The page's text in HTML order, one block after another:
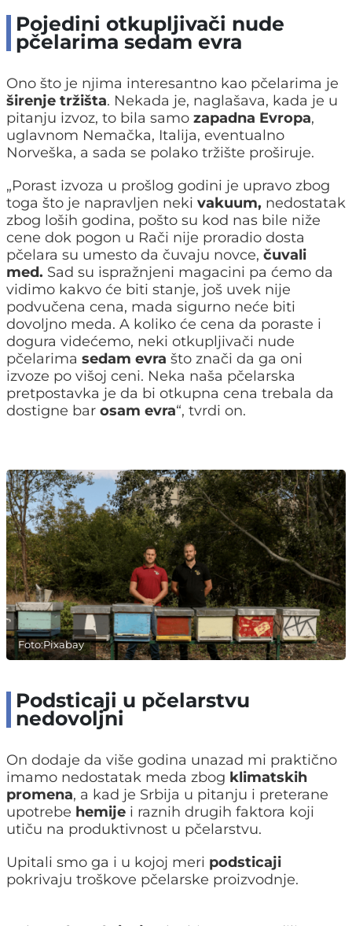
Pojedini otkupljivači nude
pčelarima sedam evra
Ono što je njima interesantno kao pčelarima je
širenje tržišta. Nekada je, naglašava, kada je u
pitanju izvoz, to bila samo zapadna Evropa,
uglavnom Nemačka, Italija, eventualno
Norveška, a sada se polako tržište proširuje.
„Porast izvoza u prošlog godini je upravo zbog
toga što je napravljen neki vakuum, nedostatak
zbog loših godina, pošto su kod nas bile niže
cene dok pogon u Rači nije proradio dosta
pčelara su umesto da čuvaju novce, čuvali
med. Sad su ispražnjeni magacini pa ćemo da
vidimo kakvo će biti stanje, još uvek nije
podvučena cena, mada sigurno neće biti
dovoljno meda. A koliko će cena da poraste i
dogura videćemo, neki otkupljivači nude
pčelarima sedam evra što znači da ga oni
izvoze po višoj ceni. Neka naša pčelarska
pretpostavka je da bi otkupna cena trebala da
dostigne bar osam evra“, tvrdi on.
Foto:Pixabay
Podsticaji u pčelarstvu
nedovoljni
On dodaje da više godina unazad mi praktično
imamo nedostatak meda zbog klimatskih
promena, a kad je Srbija u pitanju i preterane
upotrebe hemije i raznih drugih faktora koji
utiču na produktivnost u pčelarstvu.
Upitali smo ga i u kojoj meri podsticaji
pokrivaju troškove pčelarske proizvodnje.